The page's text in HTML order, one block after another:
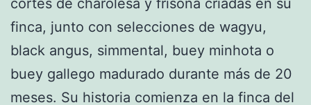
cortes de charolesa y frisona criadas en su
finca, junto con selecciones de wagyu,
black angus, simmental, buey minhota o
buey gallego madurado durante más de 20
meses. Su historia comienza en la finca del